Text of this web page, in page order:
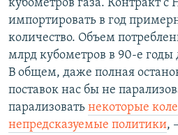
кубометров газа. Контракт с
импортировать в год
количество. Объем
млрд кубометров в 90-е
В общем, даже полная
поставок нас бы не
парализовать некоторые
непредсказуемые политики,